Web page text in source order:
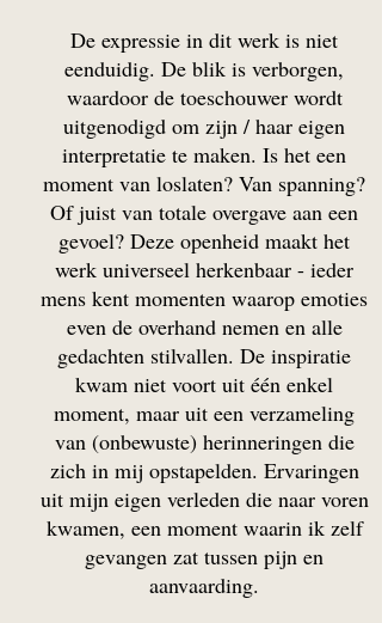
De expressie in dit werk is niet
eenduidig. De blik is verborgen,
waardoor de toeschouwer wordt
uitgenodigd om zijn / haar eigen
interpretatie te maken. Is het een
moment van loslaten? Van spanning?
Of juist van totale overgave aan een
gevoel? Deze openheid maakt het
werk universeel herkenbaar - ieder
mens kent momenten waarop emoties
even de overhand nemen en alle
gedachten stilvallen. De inspiratie
kwam niet voort uit één enkel
moment, maar uit een verzameling
van (onbewuste) herinneringen die
zich in mij opstapelden. Ervaringen
uit mijn eigen verleden die naar voren
kwamen, een moment waarin ik zelf
gevangen zat tussen pijn en
aanvaarding.